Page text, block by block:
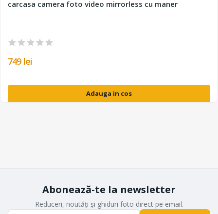
carcasa camera foto video mirrorless cu maner
749 lei
Adauga in cos
Abonează-te la newsletter
Reduceri, noutăți și ghiduri foto direct pe email.